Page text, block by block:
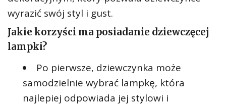
wyrazić swój styl i gust.
Jakie korzyści ma posiadanie dziewczęcej
lampki?
Po pierwsze, dziewczynka może
samodzielnie wybrać lampkę, która
najlepiej odpowiada jej stylowi i